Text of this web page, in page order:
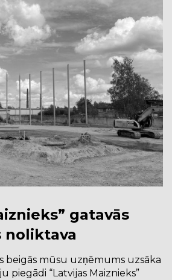
gatavās
noliktava
beigās mūsu uzņēmums uzsāka
piegādi “Latvijas Maiznieks”